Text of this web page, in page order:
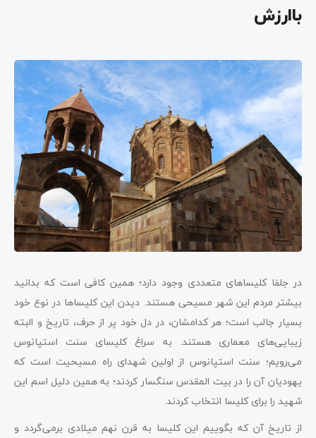
باارزش
در جلفا کلیساهای متعددی وجود دارد؛ همین کافی است که بدانید
بیشتر مردم این شهر مسیحی هستند. دیدن این کلیساها در نوع خود
بسیار جالب است؛ هر کدامشان، در دل خود پر از حرف، تاریخ و البته
زیبایی‌های معماری هستند. به سراغ کلیسای سنت استپانوس
می‌رویم؛ سنت استپانوس از اولین شهدای راه مسیحیت است که
یهودیان آن را در بیت المقدس سنگسار کردند؛ به همین دلیل اسم این
شهید را برای کلیسا انتخاب کردند.
از تاریخ آن که بگوییم این کلیسا به قرن نهم میلادی برمی‌گردد و